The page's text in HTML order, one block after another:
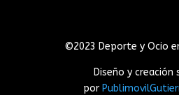
©2023 Deporte y Ocio
Diseño y creación
por